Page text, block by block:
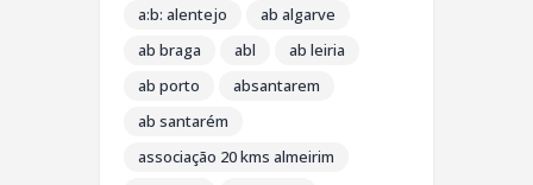
a:b: alentejo
ab algarve
ab braga
abl
ab leiria
ab porto
absantarem
ab santarém
associação 20 kms almeirim